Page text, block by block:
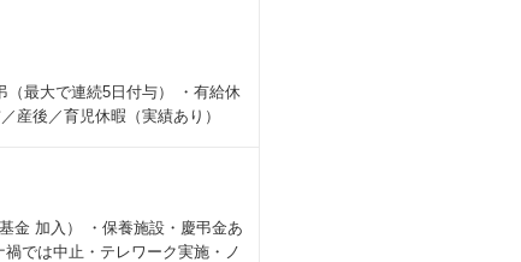
最大で連続5日付与） ・有給休
産後／育児休暇（実績あり）
金 加入） ・保養施設・慶弔金あ
では中止・テレワーク実施・ノ